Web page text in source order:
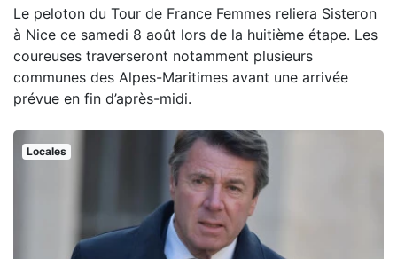
Le peloton du Tour de France Femmes reliera Sisteron
à Nice ce samedi 8 août lors de la huitième étape. Les
coureuses traverseront notamment plusieurs
communes des Alpes-Maritimes avant une arrivée
prévue en fin d’après-midi.
Locales